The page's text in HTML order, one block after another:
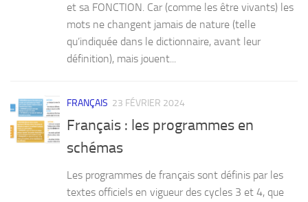
et sa FONCTION. Car (comme les être vivants) les
mots ne changent jamais de nature (telle
qu’indiquée dans le dictionnaire, avant leur
définition), mais jouent...
FRANÇAIS 23 FÉVRIER 2024
Français : les programmes en
schémas
Les programmes de français sont définis par les
textes officiels en vigueur des cycles 3 et 4, que